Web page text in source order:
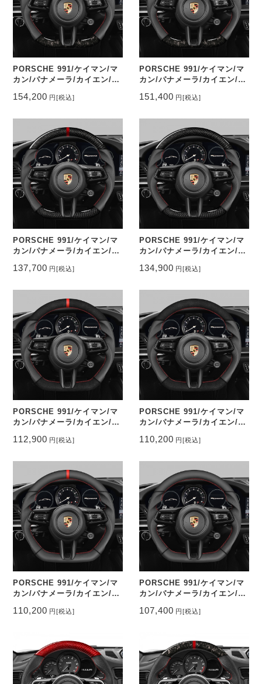
PORSCHE 991/ケイマン/マ
カン/パナメーラ/カイエン/タ
ボン&パンチングレザー トッ
992_FOCO
154,200 円[税込]
PORSCHE 991/ケイマン/マ
カン/パナメーラ/カイエン/タ
ボン&パンチングレザー トッ
992_FOC
151,400 円[税込]
PORSCHE 991/ケイマン/マ
カン/パナメーラ/カイエン/タ
ン&パンチングレザー トップ
992_CARO
137,700 円[税込]
PORSCHE 991/ケイマン/マ
カン/パナメーラ/カイエン/タ
ン&パンチングレザー トップ
992_CAR
134,900 円[税込]
PORSCHE 991/ケイマン/マ
カン/パナメーラ/カイエン/タ
調&パンチングレザー トップ
992_ACNAO
112,900 円 [税込]
PORSCHE 991/ケイマン/マ
カン/パナメーラ/カイエン/タ
調&パンチングレザー トップ
992_ACNA
110,200 円 [税込]
PORSCHE 991/ケイマン/マ
カン/パナメーラ/カイエン/タ
パンチングレザー トップマー
110,200 円 [税込]
PORSCHE 991/ケイマン/マ
カン/パナメーラ/カイエン/タ
パンチングレザー トップマー
107,400 円 [税込]